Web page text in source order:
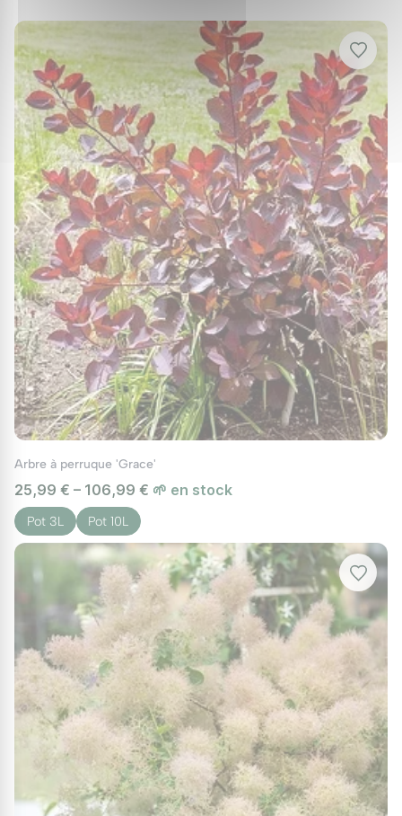
Utilisations au jardin
L'Arbre à perruque 'Dusky maiden' est une
excellente option pour divers aménagements
paysagers. Il peut être utilisé comme point focal,
dans un massif arbustif, ou pour former une haie
libre. Ses volumineux panaches floraux en été créent
un spectacle visuel impressionnant, avec une belle
verticalité qui convient aussi bien aux petits que
grands jardins. Idéal associé auArbre A Perruque
Grace Cotinus Graceet auArbre A Perruque Young
Lady Cotinus Coggygria Young Ladypour composer
un décor cohérent au fil des saisons.
Arbre à perruque 'Grace'
25,99 € – 106,99 € 🌱 en stock
Pot 3L Pot 10L